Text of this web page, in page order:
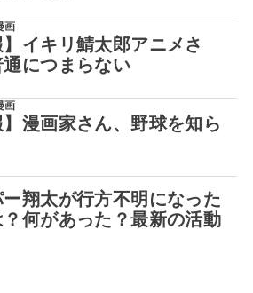
画
】イキリ鯖太郎アニメさ
通につまらない
画
】漫画家さん、野球を知ら
翔太が行方不明になった
何があった？最新の活動